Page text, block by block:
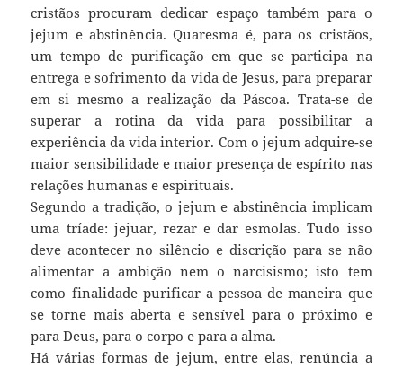
cristãos procuram dedicar espaço também para o
jejum e abstinência. Quaresma é, para os cristãos,
um tempo de purificação em que se participa na
entrega e sofrimento da vida de Jesus, para preparar
em si mesmo a realização da Páscoa. Trata-se de
superar a rotina da vida para possibilitar a
experiência da vida interior. Com o jejum adquire-se
maior sensibilidade e maior presença de espírito nas
relações humanas e espirituais.
Segundo a tradição, o jejum e abstinência implicam
uma tríade: jejuar, rezar e dar esmolas. Tudo isso
deve acontecer no silêncio e discrição para se não
alimentar a ambição nem o narcisismo; isto tem
como finalidade purificar a pessoa de maneira que
se torne mais aberta e sensível para o próximo e
para Deus, para o corpo e para a alma.
Há várias formas de jejum, entre elas, renúncia a